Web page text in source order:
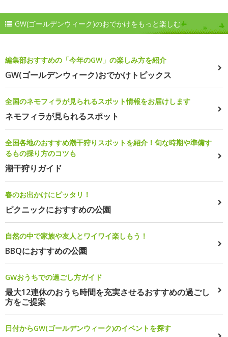
GW(ゴールデンウィーク)のおでかけをもっと楽しむ
編集部おすすめの「今年のGW」の楽しみ方を紹介
GW(ゴールデンウィーク)おでかけトピックス
全国のネモフィラが見られるスポット情報をお届けします
ネモフィラが見られるスポット
全国各地のおすすめ潮干狩りスポットを紹介！旬な時期や準備す
るもの採り方のコツも
潮干狩りガイド
春のお出かけにピッタリ！
ピクニックにおすすめの公園
自然の中で家族や友人とワイワイ楽しもう！
BBQにおすすめの公園
GWおうちでの過ごし方ガイド
最大12連休のおうち時間を充実させるおすすめの過ごし
方をご提案
日付からGW(ゴールデンウィーク)のイベントを探す